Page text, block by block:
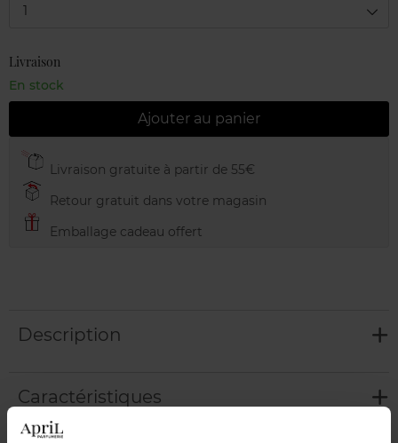
1
Livraison
En stock
Ajouter au panier
Livraison gratuite à partir de 55€
Retour gratuit dans votre magasin
Emballage cadeau offert
Description
Caractéristiques